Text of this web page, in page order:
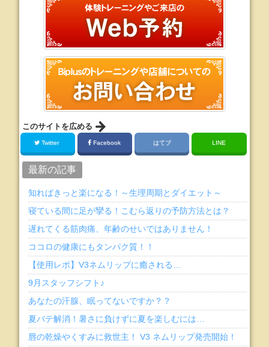
このサイトを広める
Twitter Facebook はてブ LINE
最新の記事
知ればきっと楽になる！～生理周期とダイエット～
寝ている間に足が攣る！こむら返りの予防方法とは？
遅れてくる筋肉痛、年齢のせいではありません！
ココロの健康にもタンパク質！！
【使用レポ】V3ネムリップに癒される…
9月スタッフシフト♪
あなたの汗腺、眠ってないですか？？
夏バテ解消！暑さに負けずに夏を楽しむには…
唇の乾燥やくすみに救世主！ V3 ネムリップ発売開始！